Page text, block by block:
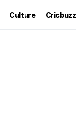
Culture Cricbuzz